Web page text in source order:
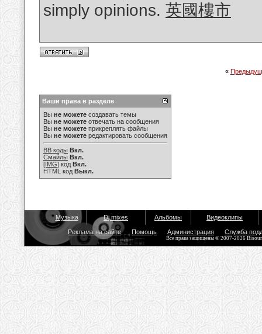
simply opinions. 英國樓市
«
Ваши права в разделе
Вы не можете создавать темы
Вы не можете отвечать на сообщения
Вы не можете прикреплять файлы
Вы не можете редактировать сообщения
BB коды Вкл.
Смайлы Вкл.
[IMG] код Вкл.
HTML код Выкл.
Музыка Dj mixes Альбомы Видеоклипы
Реклама на сайте Помощь Администрация Служба
Все права защищены © 2007-2026